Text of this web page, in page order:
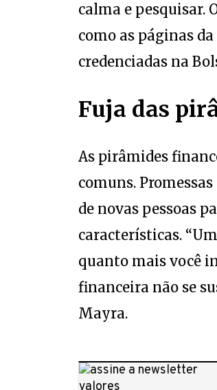
como as páginas
credenciadas na
Fuja das
comuns.
de novas pessoas
características.
quanto mais você
financeira não se